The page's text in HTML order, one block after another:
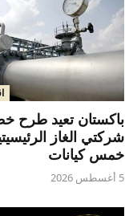
باكستان تعيد طرح
شركتي الغاز
خمس كيانات
5 أغسطس 2026